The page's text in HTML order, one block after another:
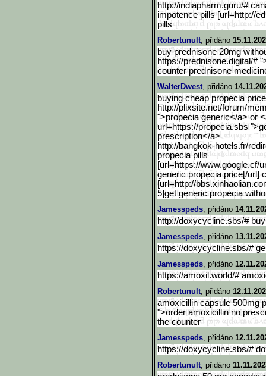
http://indiapharm.guru/#
impotence pills [url=http://
pills
Robertunult, přidáno
buy prednisone 20mg
https://prednisone.digital/#
counter prednisone
WalterDwest, přidáno
buying cheap propecia
http://plixsite.net/forum/
">propecia generic</a> or
url=https://propecia.sbs
prescription</a>
http://bangkok-hotels.fr/
propecia pills
[url=https://www.google.cf/
generic propecia price[/url]
[url=http://
5]get generic propecia
Jamesspeds, přidáno
http://doxycycline.sbs/#
Jamesspeds, přidáno
https://doxycycline.sbs/#
Jamesspeds, přidáno
https://amoxil.world/#
Robertunult, přidáno
amoxicillin capsule 500mg
">order amoxicillin no
the counter
Jamesspeds, přidáno
https://doxycycline.sbs/#
Robertunult, přidáno